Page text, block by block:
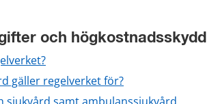
och högkostnadsskydd
gäller regelverket för?